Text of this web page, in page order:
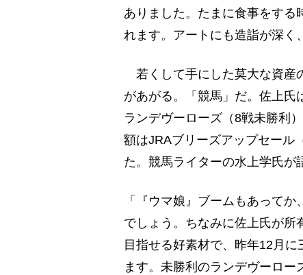
ありました。たまに食事をする
れます。アートにも造詣が深く
若くして手にした莫大な資産
があがる。「競馬」だ。佐上氏
ランデヴーローズ（8戦未勝利
額はJRAブリーズアップセール
た。競馬ライターの水上学氏が
「『ウマ娘』ブームもあって
でしょう。ちなみに佐上氏が所
目指せる好素材で、昨年12月
ます。未勝利のランデヴーロー